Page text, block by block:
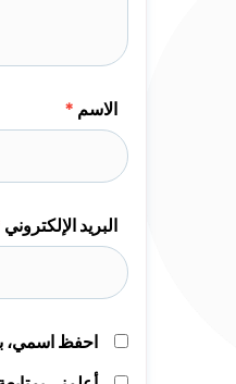
الاسم *
البريد الإلكتروني
احفظ اسمي،